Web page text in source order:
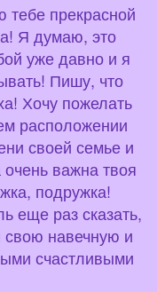
прекрасной
Я думаю, это
уже давно и я
Пишу, что
Хочу пожелать
расположении
своей семье и
важна твоя
подружка!
еще раз сказать,
свою навечную и
счастливыми